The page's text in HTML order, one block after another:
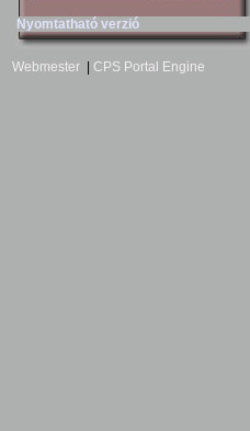
Nyomtatható verzió
Webmester CPS Portal Engine